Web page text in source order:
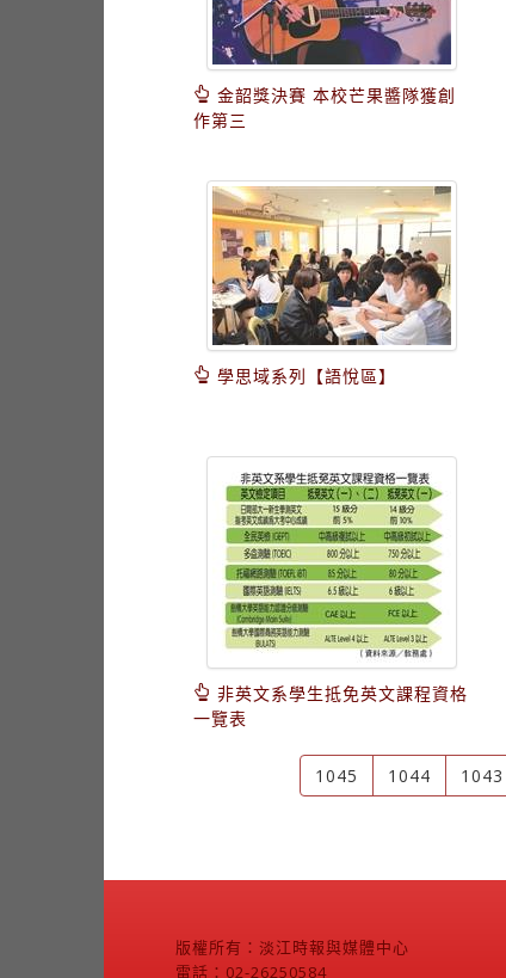
金韶獎決賽 本校芒果醬隊獲創
作第三
學思域系列【語悅區】
非英文系學生抵免英文課程資格
一覽表
1045 1044 1043
版權所有：淡江時報與媒體中心
電話：02-26250584